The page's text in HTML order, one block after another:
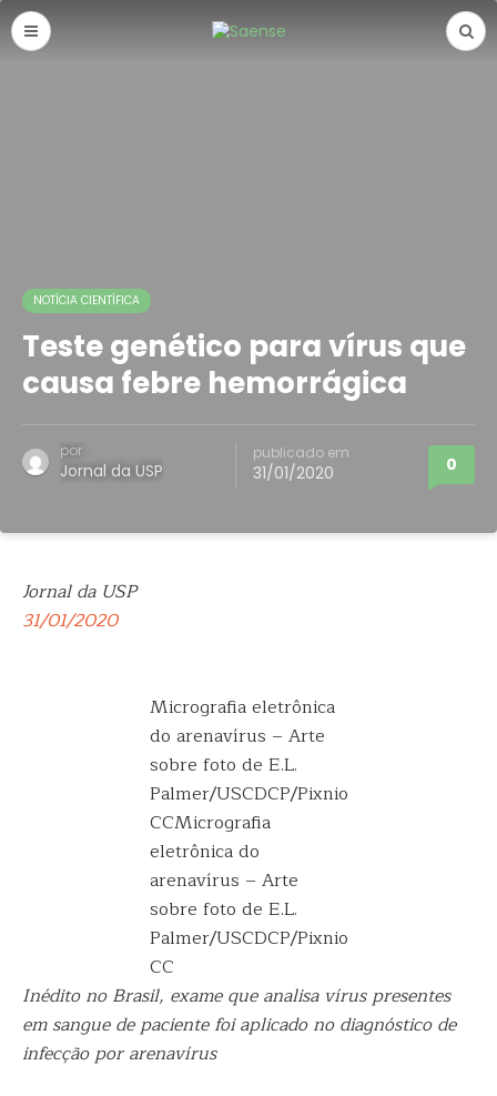
NOTÍCIA CIENTÍFICA
Teste genético para vírus que
causa febre hemorrágica
por
Jornal da USP
publicado em
31/01/2020 0
Jornal da USP
31/01/2020
Micrografia eletrônica
do arenavírus – Arte
sobre foto de E.L.
Palmer/USCDCP/Pixnio
CCMicrografia
eletrônica do
arenavírus – Arte
sobre foto de E.L.
Palmer/USCDCP/Pixnio
CC
Inédito no Brasil, exame que analisa vírus presentes
em sangue de paciente foi aplicado no diagnóstico de
infecção por arenavírus